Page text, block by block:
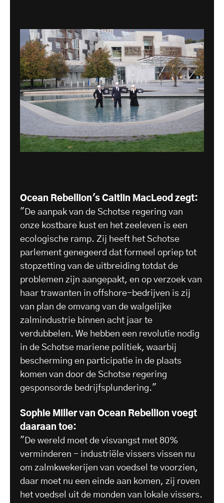
Ocean Rebellion's Caitlin MacLeod zegt:
"De aanpak van de Schotse regering van
onze kostbare kust en het zeeleven is een
ecologische ramp. Zij heeft het Schotse
parlement genegeerd dat formeel opriep tot
stopzetting van de uitbreiding totdat de
problemen zijn aangepakt, en op verzoek van
haar trawanten in offshore-bedrijven is zij
van plan de omvang van de walgelijke
zalmindustrie binnen acht jaar te
verdubbelen. We hebben een revolutie nodig
in de Schotse mariene politiek, waarbij
bescherming en participatie in de plaats
komen van door de Schotse regering
gesponsorde bedrijfsplundering."
Sophie Miller van Ocean Rebellion voegt
daaraan toe:
"De wereld moet de visvangst met 80%
verminderen - industriële vissers vissen nu
om zalmkwekerijen van voedsel te voorzien,
daar moet nu een einde aan komen, zij roven
het voedsel uit de monden van lokale vissers.